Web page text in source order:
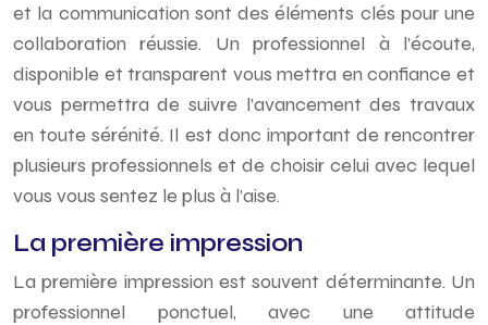
et la communication sont des éléments clés pour une
collaboration réussie. Un professionnel à l’écoute,
disponible et transparent vous mettra en confiance et
vous permettra de suivre l’avancement des travaux
en toute sérénité. Il est donc important de rencontrer
plusieurs professionnels et de choisir celui avec lequel
vous vous sentez le plus à l’aise.
La première impression
La première impression est souvent déterminante. Un
professionnel ponctuel, avec une attitude